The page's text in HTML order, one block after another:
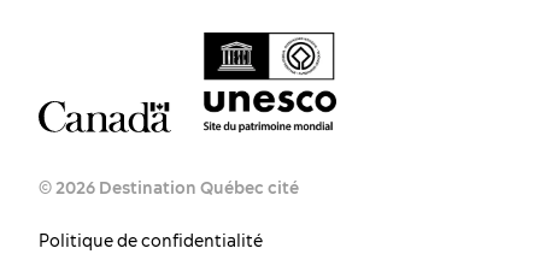
© 2026 Destination Québec cité
Politique de confidentialité